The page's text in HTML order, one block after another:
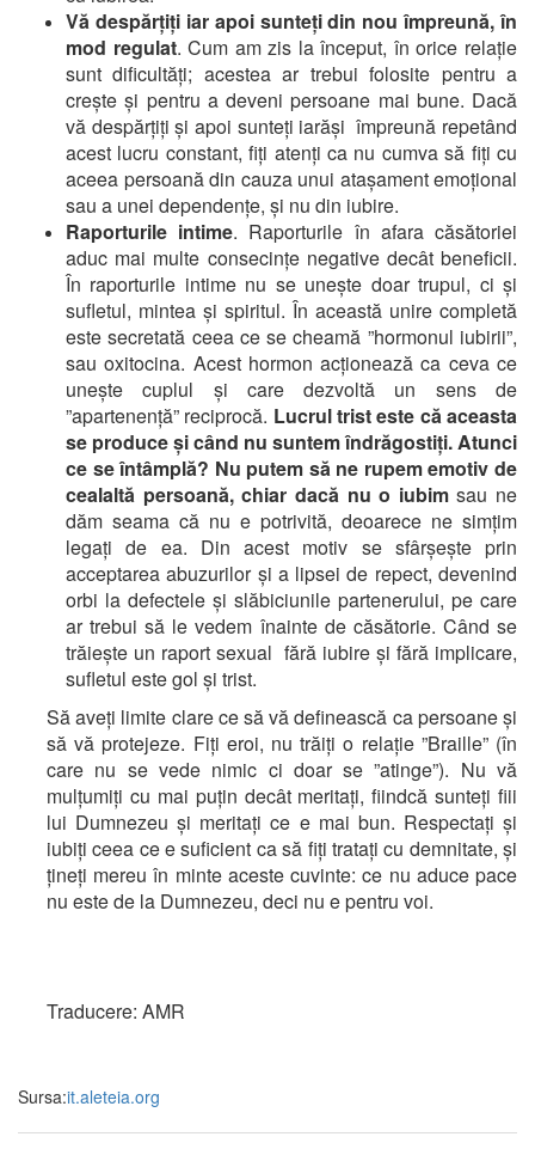
Vă despărțiți iar apoi sunteți din nou împreună, în
mod regulat. Cum am zis la început, în orice relație
sunt dificultăți; acestea ar trebui folosite pentru a
crește și pentru a deveni persoane mai bune. Dacă
vă despărțiți și apoi sunteți iarăși împreună repetând
acest lucru constant, fiți atenți ca nu cumva să fiți cu
aceea persoană din cauza unui atașament emoțional
sau a unei dependențe, și nu din iubire.
Raporturile intime. Raporturile în afara căsătoriei
aduc mai multe consecințe negative decât beneficii.
În raporturile intime nu se unește doar trupul, ci și
sufletul, mintea și spiritul. În această unire completă
este secretată ceea ce se cheamă ”hormonul iubirii”,
sau oxitocina. Acest hormon acționează ca ceva ce
unește cuplul și care dezvoltă un sens de
”apartenență” reciprocă. Lucrul trist este că aceasta
se produce și când nu suntem îndrăgostiți. Atunci
ce se întâmplă? Nu putem să ne rupem emotiv de
cealaltă persoană, chiar dacă nu o iubimsau ne
dăm seama că nu e potrivită, deoarece ne simțim
legați de ea. Din acest motiv se sfârșește prin
acceptarea abuzurilor și a lipsei de repect, devenind
orbi la defectele și slăbiciunile partenerului, pe care
ar trebui să le vedem înainte de căsătorie. Când se
trăiește un raport sexual fără iubire și fără implicare,
sufletul este gol și trist.
Să aveți limite clare ce să vă definească ca persoane și
să vă protejeze. Fiți eroi, nu trăiți o relație ”Braille” (în
care nu se vede nimic ci doar se ”atinge”). Nu vă
mulțumiți cu mai puțin decât meritați, fiindcă sunteți fiii
lui Dumnezeu și meritați ce e mai bun. Respectați și
iubiți ceea ce e suficient ca să fiți tratați cu demnitate, și
țineți mereu în minte aceste cuvinte: ce nu aduce pace
nu este de la Dumnezeu, deci nu e pentru voi.
Traducere: AMR
Sursa:it.aleteia.org